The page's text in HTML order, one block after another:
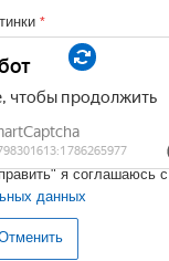
*
я соглашаюсь с
данных